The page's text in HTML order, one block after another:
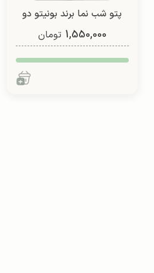
پتو شب نما برند بونیتو دو
نفره (طرح 2)
1,550,000 تومان